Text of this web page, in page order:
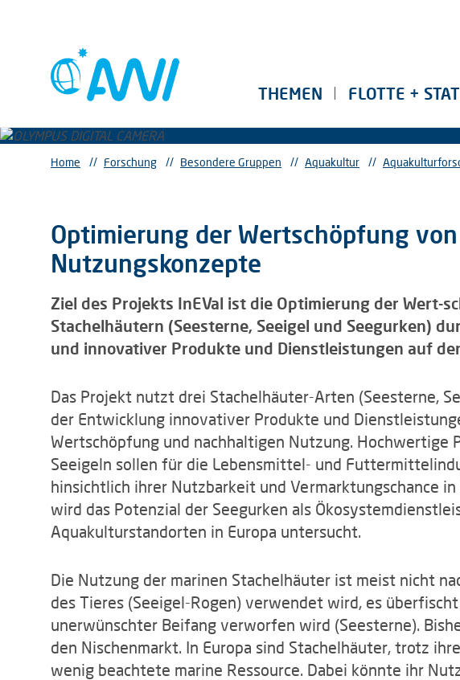
THEMEN FLOTTE +
Home // Forschung // Besondere Gruppen // Aquakultur //
Optimierung der Wertschöpfung
Nutzungskonzepte
Ziel des Projekts InEVal ist die Optimierung der Wert-
Stachelhäutern (Seesterne, Seeigel und Seegurken)
und innovativer Produkte und Dienstleistungen auf
Das Projekt nutzt drei Stachelhäuter-Arten (Seesterne,
der Entwicklung innovativer Produkte und
Wertschöpfung und nachhaltigen Nutzung. Hochwertige
Seeigeln sollen für die Lebensmittel- und
hinsichtlich ihrer Nutzbarkeit und Vermarktungschance
wird das Potenzial der Seegurken als
Aquakulturstandorten in Europa untersucht.
Die Nutzung der marinen Stachelhäuter ist meist nicht
des Tieres (Seeigel-Rogen) verwendet wird, es
unerwünschter Beifang verworfen wird (Seesterne).
den Nischenmarkt. In Europa sind Stachelhäuter, trotz
wenig beachtete marine Ressource. Dabei könnte ihr